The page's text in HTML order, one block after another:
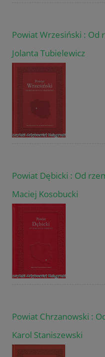
Powiat Wrzesiński : Od
Jolanta Tubielewicz
Powiat Dębicki : Od
Maciej Kosobucki
Powiat Chrzanowski :
Karol Staniszewski